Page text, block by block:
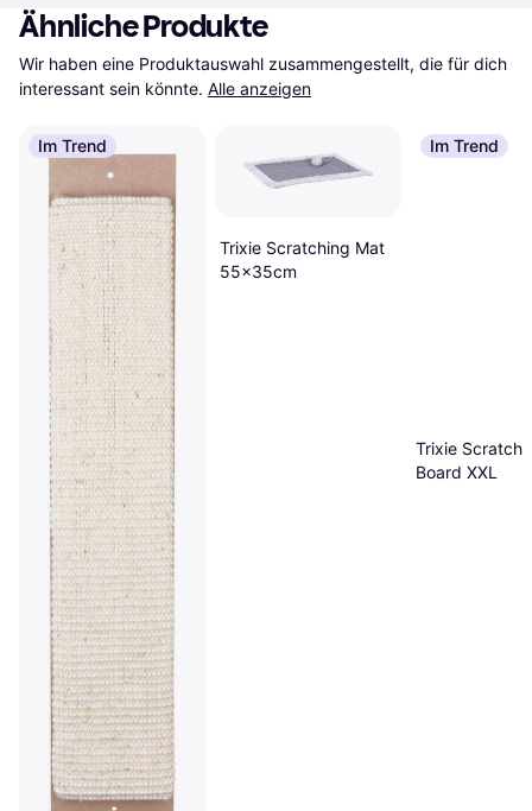
Ähnliche Produkte
Wir haben eine Produktauswahl zusammengestellt, die für dich
interessant sein könnte. Alle anzeigen
Im Trend
Trixie Scratching Mat
55x35cm
Im Trend
Trixie
Board XXL